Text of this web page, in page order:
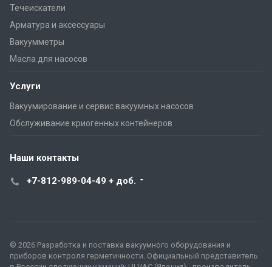
Течеискатели
Арматура и аксессуары
Вакуумметры
Масла для насосов
Услуги
Вакуумирование и сервис вакуумных насосов
Обслуживание криогенных контейнеров
Наши контакты
+7-812-989-04-49 + доб.
© 2026 Разработка и поставка вакуумного оборудования и
приборов контроля герметичности. Официальный представитель